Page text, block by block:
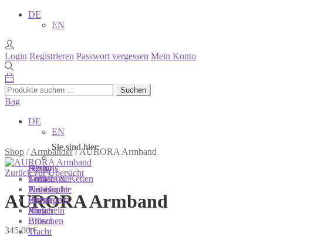
DE
EN
Login Registrieren Passwort vergessen Mein Konto
Suchen
nach:
Suchen
Bag
DE
EN
Shop /Armbänder/AURORA Armband
Zurück zur Übersicht
AURORA Armband
345,00€
Sie sind hier:
Shop
Colliers & Ketten
Armbänder
Ohrringe
Ringe
Broschen
Sie sind hier:
Designs
Terra Luxe
Tasseln
Perlen
Muscheln
Blüten
Tracht
Sie sind hier:
About
Sonnia
Philosophie
Showroom
Atelier